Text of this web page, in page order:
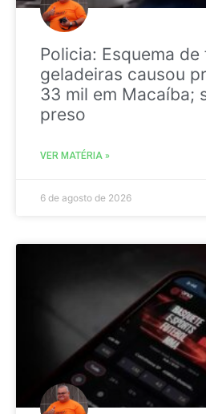
Policia: Esquema
geladeiras causou
33 mil em Macaíba;
preso
VER MATÉRIA »
6 de agosto de 2026